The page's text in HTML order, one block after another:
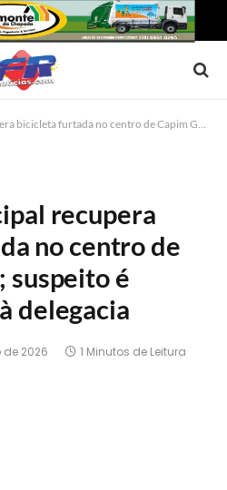
no centro de Capim Grosso; suspeito é encaminhado à delegacia
recupera
no centro de
suspeito é
delegacia
2026 1 Minutos de Leitura